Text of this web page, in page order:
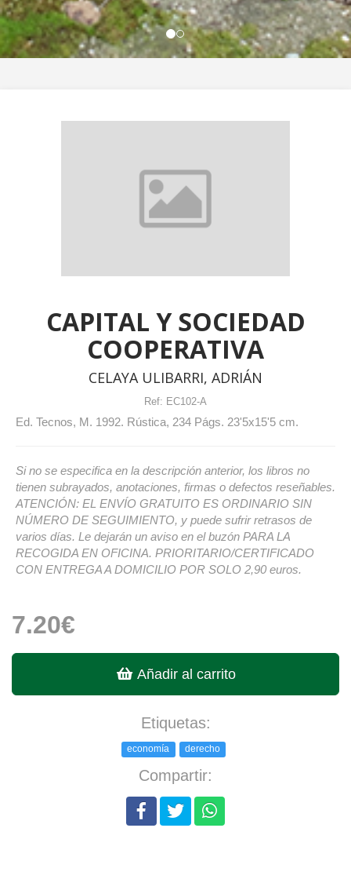
CAPITAL Y SOCIEDAD
COOPERATIVA
CELAYA ULIBARRI, ADRIÁN
Ref: EC102-A
Ed. Tecnos, M. 1992. Rústica, 234 Págs. 23'5x15'5 cm.
Si no se especifica en la descripción anterior, los libros no
tienen subrayados, anotaciones, firmas o defectos reseñables.
ATENCIÓN: EL ENVÍO GRATUITO ES ORDINARIO SIN
NÚMERO DE SEGUIMIENTO, y puede sufrir retrasos de
varios días. Le dejarán un aviso en el buzón PARA LA
RECOGIDA EN OFICINA. PRIORITARIO/CERTIFICADO
CON ENTREGA A DOMICILIO POR SOLO 2,90 euros.
7.20€
Añadir al carrito
Etiquetas:
economía derecho
Compartir: